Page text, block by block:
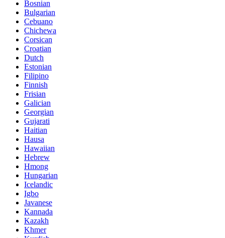
Bosnian
Bulgarian
Cebuano
Chichewa
Corsican
Croatian
Dutch
Estonian
Filipino
Finnish
Frisian
Galician
Georgian
Gujarati
Haitian
Hausa
Hawaiian
Hebrew
Hmong
Hungarian
Icelandic
Igbo
Javanese
Kannada
Kazakh
Khmer